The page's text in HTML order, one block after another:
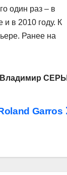
один раз – в
в 2010 году. К
Ранее на
Владимир
Garros